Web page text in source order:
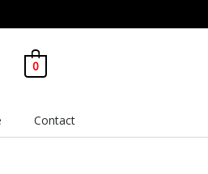
0
Contact